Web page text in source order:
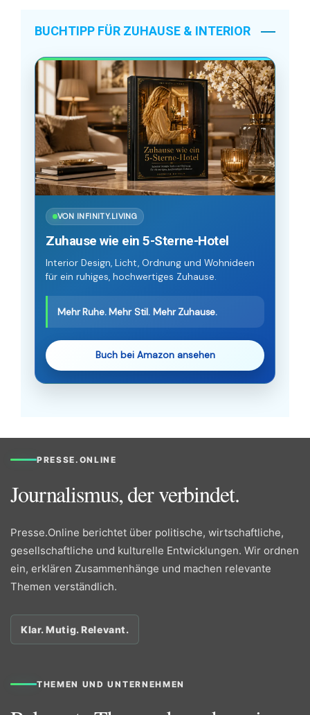
BUCHTIPP FÜR ZUHAUSE & INTERIOR
VON INFINITY.LIVING
Zuhause wie ein 5-Sterne-Hotel
Interior Design, Licht, Ordnung und Wohnideen
für ein ruhiges, hochwertiges Zuhause.
Mehr Ruhe. Mehr Stil. Mehr Zuhause.
Buch bei Amazon ansehen
PRESSE.ONLINE
Journalismus, der verbindet.
Presse.Online berichtet über politische, wirtschaftliche,
gesellschaftliche und kulturelle Entwicklungen. Wir ordnen
ein, erklären Zusammenhänge und machen relevante
Themen verständlich.
Klar. Mutig. Relevant.
THEMEN UND UNTERNEHMEN